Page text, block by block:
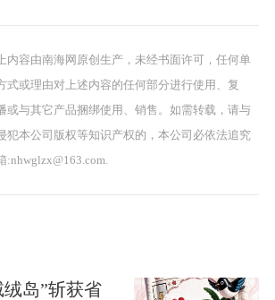
内容由南海网原创生产，未经书面许可，任何单
式或理由对上述内容的任何部分进行使用、复
或与其它产品捆绑使用、销售。如需转载，请与
犯本公司版权等知识产权的，本公司必依法追究
:nhwglzx@163.com.
岛”斩获省